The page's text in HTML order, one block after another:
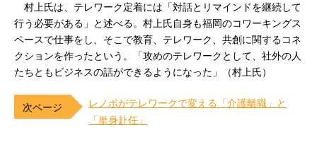
村上氏は、テレワーク定着には「対話とリマインドを継続して
行う必要がある」と述べる。村上氏自身も福岡のコワーキングス
ペースで仕事をし、そこで教育、テレワーク、共創に関するコネ
クションを作ったという。「攻めのテレワークとして、社外の人
たちともビジネスの話ができるようになった」（村上氏）
レノボがテレワークで変える「介護離職」と
「単身赴任」